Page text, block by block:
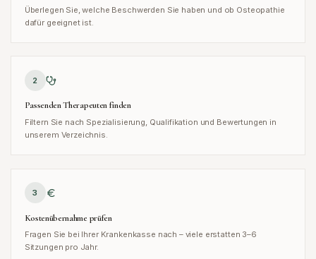
Überlegen Sie, welche Beschwerden Sie haben und ob Osteopathie
dafür geeignet ist.
2
Passenden Therapeuten finden
Filtern Sie nach Spezialisierung, Qualifikation und Bewertungen in
unserem Verzeichnis.
3
Kostenübernahme prüfen
Fragen Sie bei Ihrer Krankenkasse nach – viele erstatten 3–6
Sitzungen pro Jahr.